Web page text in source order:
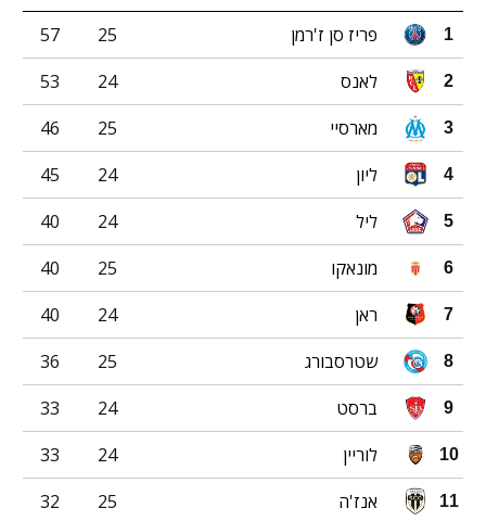
1 פריז סן ז'רמן 25
57
2 לאנס 24
53
3 מארסיי 25
46
4 ליון 24
45
5 ליל 24
40
6 מונאקו 25
40
7 ראן 24
40
8 שטרסבורג 25
36
9 ברסט 24
33
10 לוריין 24
33
11 אנז'ה 25
32